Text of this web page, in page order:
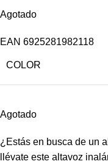
Agotado
EAN 6925281982118
COLOR
Agotado
¿Estás en busca de un
llévate este altavoz